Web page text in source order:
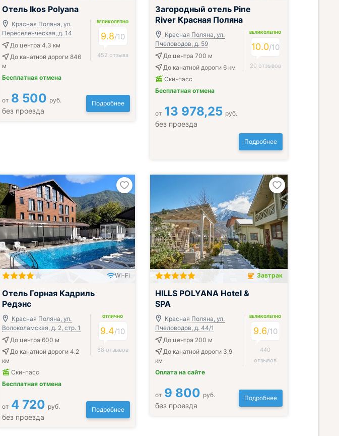
Завтрак включён
Отель Ikos Polyana
Красная Поляна, ул.
Переселенческая, д. 14
До центра 4.3 км
До канатной дороги 846
м
Бесплатная отмена
ВЕЛИКОЛЕПНО
9.8/10
452 отзыва
от 8 500 руб.
без проезда
Подробнее
Загородный отель Pine
River Красная Поляна
Красная Поляна, ул.
Пчеловодов, д. 59
До центра 700 м
До канатной дороги 6 км
Ски-пасс
Бесплатная отмена
ВЕЛИКОЛЕПНО
10.0/10
20 отзывов
от 13 978,25 руб.
без проезда
Подробнее
Wi-Fi
Отель Горная Кадриль
Редэнс
Красная Поляна, ул.
Волоколамская, д. 2, стр. 1
До центра 600 м
До канатной дороги 4.2
км
Ски-пасс
Бесплатная отмена
ОТЛИЧНО
9.4/10
88 отзывов
от 4 720 руб.
без проезда
Подробнее
Завтрак включён
Завтрак
HILLS POLYANA Hotel &
SPA
Красная Поляна, ул.
Пчеловодов, д. 44/1
До центра 200 м
До канатной дороги 3.9
км
Оплата на сайте
ВЕЛИКОЛЕПНО
9.6/10
440
отзывов
от 9 800 руб.
без проезда
Подробнее